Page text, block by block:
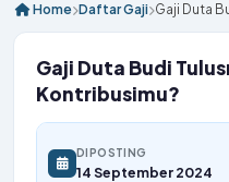
Home Daftar Gaji Gaji Duta
Gaji Duta Budi
Kontribusimu?
DIPOSTING
14 September 2024